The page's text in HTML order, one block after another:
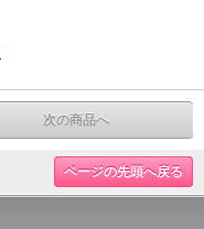
次の商品へ
ページの先頭へ戻る